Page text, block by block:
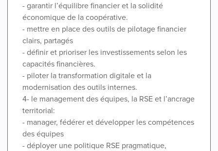
- garantir l’équilibre financier et la solidité
économique de la coopérative.
- mettre en place des outils de pilotage financier
clairs, partagés
- définir et prioriser les investissements selon les
capacités financières.
- piloter la transformation digitale et la
modernisation des outils internes.
4- le management des équipes, la RSE et l’ancrage
territorial:
- manager, fédérer et développer les compétences
des équipes
- déployer une politique RSE pragmatique,